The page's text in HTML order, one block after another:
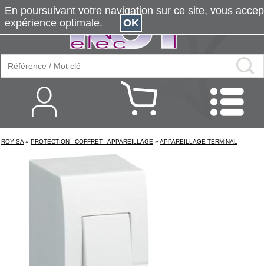
ROY SA » PROTECTION - COFFRET - APPAREILLAGE » APPAREILLAGE TERMINAL
En poursuivant votre navigation sur ce site, vous
expérience optimale.
OK